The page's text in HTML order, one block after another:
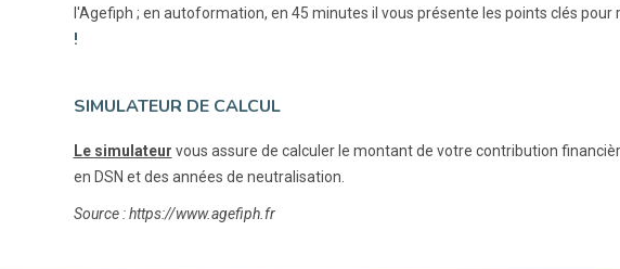
l'Agefiph ; en autoformation, en 45 minutes il vous présente les points clés
!
SIMULATEUR DE CALCUL
Le simulateur vous assure de calculer le montant de votre contribution
en DSN et des années de neutralisation.
Source : https://www.agefiph.fr